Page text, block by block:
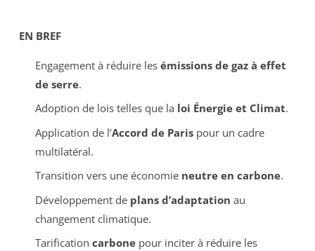
EN BREF
Engagement à réduire les émissions de gaz à effet
de serre.
Adoption de lois telles que la loi Énergie et Climat.
Application de l’Accord de Parispour un cadre
multilatéral.
Transition vers une économie neutre en carbone.
Développement de plans d’adaptation au
changement climatique.
Tarification carbonepour inciter à réduire les